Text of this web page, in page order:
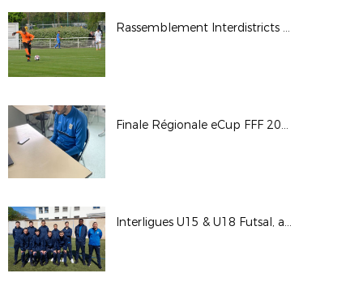
Rassemblement Interdistricts U14 - Avril 2022
Finale Régionale eCup FFF 2022
Interligues U15 & U18 Futsal, avril 2022